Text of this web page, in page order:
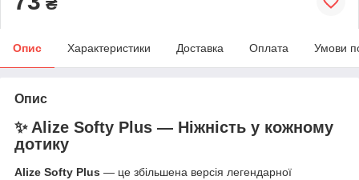
Опис Характеристики Доставка Оплата Умови
Опис
✨ Alize Softy Plus — Ніжність у кожному
дотику
Alize Softy Plus — це збільшена версія легендарної